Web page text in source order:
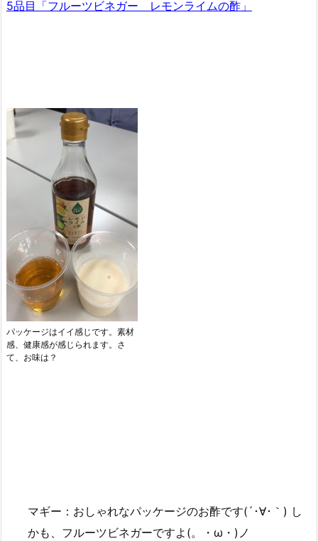
5品目「フルーツビネガー レモンライムの酢」
パッケージはイイ感じです。素材
感、健康感が感じられます。さ
て、お味は？
マギー：おしゃれなパッケージのお酢です(´･∀･｀) し
かも、フルーツビネガーですよ(。・ω・)ノ